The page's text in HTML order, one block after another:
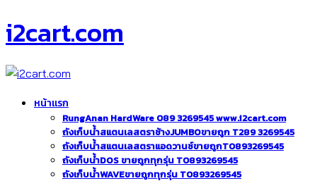
i2cart.com
หน้าแรก
RungAnan HardWare 089 3269545 www.i2cart.com
ถังเก็บน้ำสแตนเลสตราช้างJUMBOขายถูก T289 3269545
ถังเก็บน้ำสแตนเลสตราแอดวานซ์ขายถูกT0893269545
ถังเก็บน้ำDOS ขายถูกทุกรุ่น T0893269545
ถังเก็บน้ำWAVEขายถูกทุกรุ่น T0893269545